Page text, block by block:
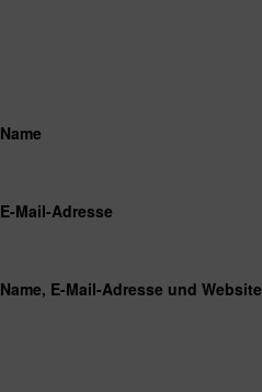
Name
E-Mail-Adresse
Name, E-Mail-Adresse und